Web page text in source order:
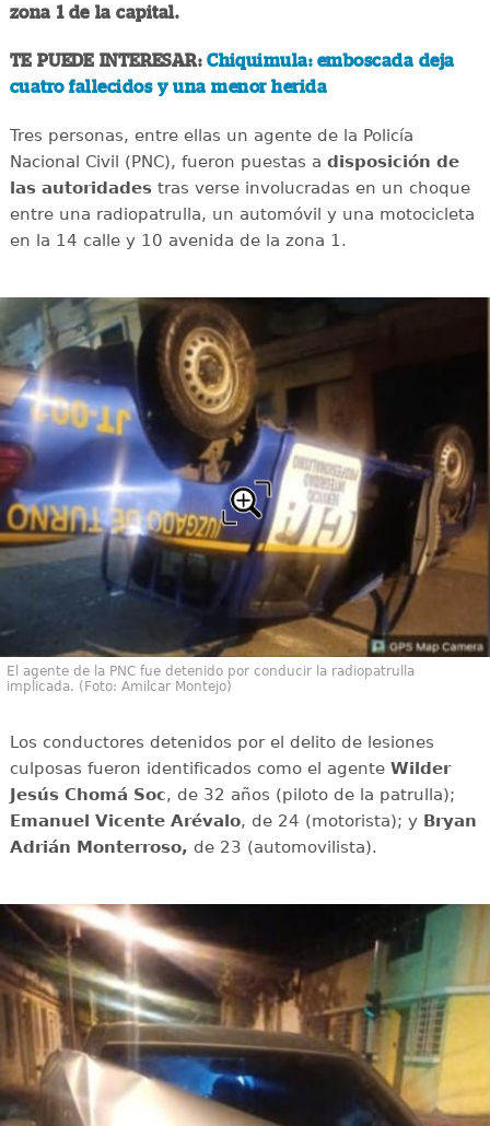
zona 1 de la capital.
TE PUEDE INTERESAR:Chiquimula: emboscada deja
cuatro fallecidos y una menor herida
Tres personas, entre ellas un agente de la Policía
Nacional Civil (PNC), fueron puestas a disposición de
las autoridadestras verse involucradas en un choque
entre una radiopatrulla, un automóvil y una motocicleta
en la 14 calle y 10 avenida de la zona 1.
El agente de la PNC fue detenido por conducir la radiopatrulla
implicada. (Foto: Amilcar Montejo)
Los conductores detenidos por el delito de lesiones
culposas fueron identificados como el agente Wilder
Jesús Chomá Soc, de 32 años (piloto de la patrulla);
Emanuel Vicente Arévalo, de 24 (motorista); y Bryan
Adrián Monterroso, de 23 (automovilista).